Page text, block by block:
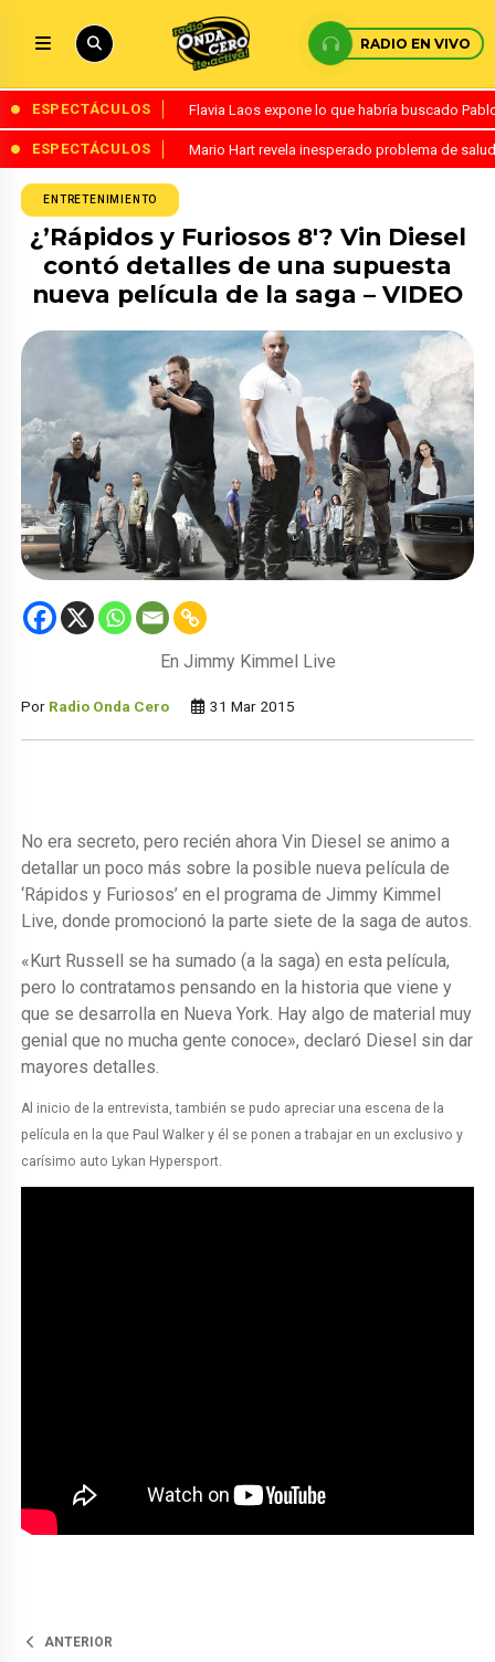
RADIO EN VIVO
ESPECTÁCULOS Flavia Laos expone lo que habría buscado
ESPECTÁCULOS Mario Hart revela inesperado problema de
ENTRETENIMIENTO
¿’Rápidos y Furiosos 8′? Vin Diesel
contó detalles de una supuesta
nueva película de la saga – VIDEO
En Jimmy Kimmel Live
Por Radio Onda Cero 31 Mar 2015
No era secreto, pero recién ahora Vin Diesel se animo a
detallar un poco más sobre la posible nueva película de
‘Rápidos y Furiosos’ en el programa de Jimmy Kimmel
Live, donde promocionó la parte siete de la saga de autos.
«Kurt Russell se ha sumado (a la saga) en esta película,
pero lo contratamos pensando en la historia que viene y
que se desarrolla en Nueva York. Hay algo de material muy
genial que no mucha gente conoce», declaró Diesel sin dar
mayores detalles.
Al inicio de la entrevista, también se pudo apreciar una escena de la
película en la que Paul Walker y él se ponen a trabajar en un exclusivo y
carísimo auto Lykan Hypersport.
ANTERIOR